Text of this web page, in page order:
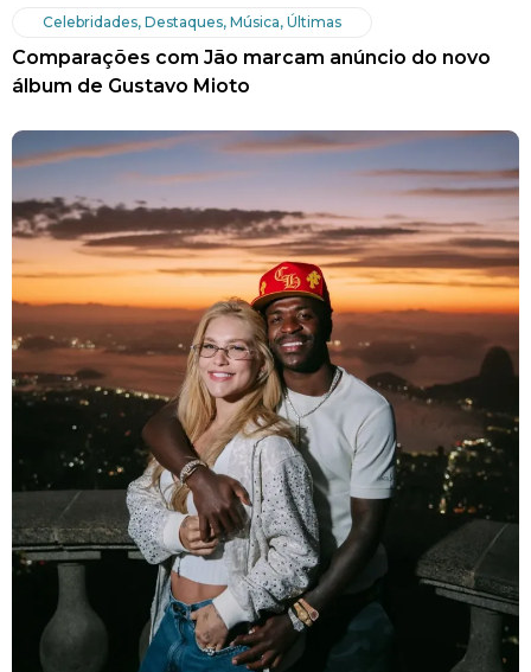
Celebridades, Destaques, Música, Últimas
Comparações com Jão marcam anúncio do novo
álbum de Gustavo Mioto